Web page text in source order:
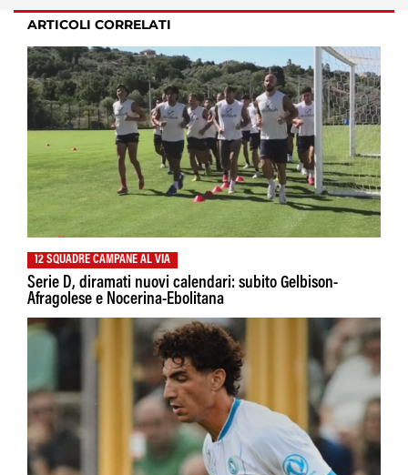
ARTICOLI CORRELATI
12 SQUADRE CAMPANE AL VIA
Serie D, diramati nuovi calendari: subito Gelbison-
Afragolese e Nocerina-Ebolitana